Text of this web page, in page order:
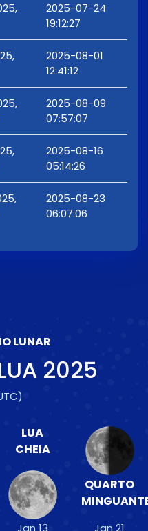
2025-07-24
19:12:27
2025-08-01
12:41:12
2025-08-09
07:57:07
2025-08-16
05:14:26
2025-08-23
06:07:06
LUNAR
2025
LUA
CHEIA
Jan 13
QUARTO
Jan 21